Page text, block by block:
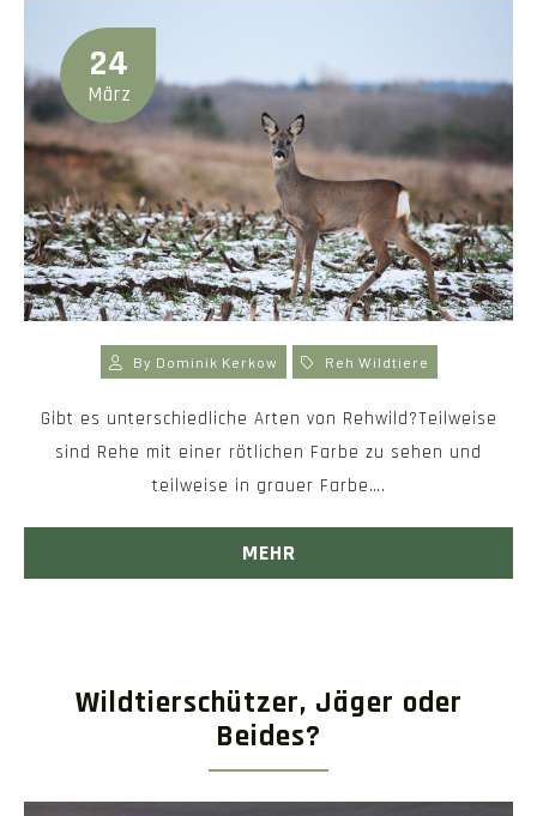
24
März
By Dominik Kerkow Reh Wildtiere
Gibt es unterschiedliche Arten von Rehwild?Teilweise
sind Rehe mit einer rötlichen Farbe zu sehen und
teilweise in grauer Farbe….
MEHR
Wildtierschützer, Jäger oder
Beides?